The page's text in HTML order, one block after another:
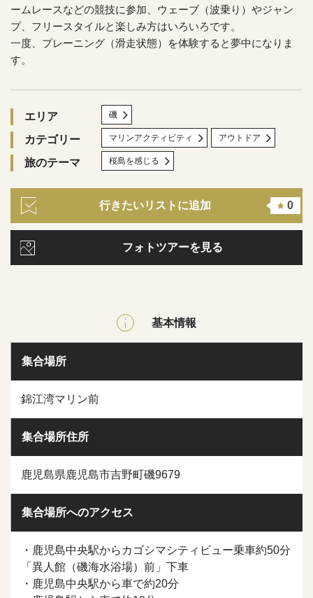
ームレースなどの競技に参加、ウェーブ（波乗り）やジャン
プ、フリースタイルと楽しみ方はいろいろです。
一度、プレーニング（滑走状態）を体験すると夢中になりま
す。
エリア 磯
カテゴリー マリンアクティビティ アウトドア
旅のテーマ 桜島を感じる
行きたいリストに追加 0
フォトツアーを見る
基本情報
集合場所
錦江湾マリン前
集合場所住所
鹿児島県鹿児島市吉野町磯9679
集合場所へのアクセス
・鹿児島中央駅からカゴシマシティビュー乗車約50分
「異人館（磯海水浴場）前」下車
・鹿児島中央駅から車で約20分